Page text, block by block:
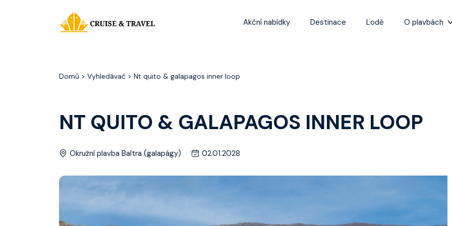
Akční nabídky Destinace Lodě O plavbách
Domů > Vyhledávač > Nt quito & galapagos inner loop
NT QUITO & GALAPAGOS INNER LOOP
Okružní plavba Baltra (galapágy) 02.01.2028